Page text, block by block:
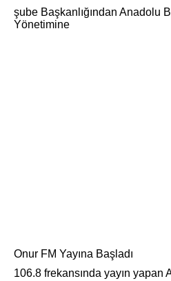
şube Başkanlığından Anadolu
Yönetimine
Onur FM Yayına Başladı
106.8 frekansında yayın yapan